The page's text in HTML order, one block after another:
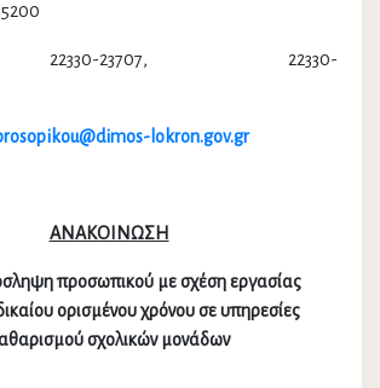
- Τ.Κ.35200
23707, 22330-
lokron.gov.gr
ΑΝΑΚΟΙΝΩΣΗ
προσωπικού με σχέση εργασίας
ορισμένου χρόνου σε υπηρεσίες
σχολικών μονάδων